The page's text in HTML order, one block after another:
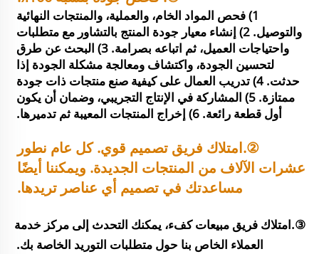
أول قطعة رائعة. 6) إخراج المنتجات المعيبة ثم تدميرها.
مساعدتك في تصميم أي عناصر تريدها.
العملاء الخاص بنا حول متطلبات التوريد الخاصة بك.